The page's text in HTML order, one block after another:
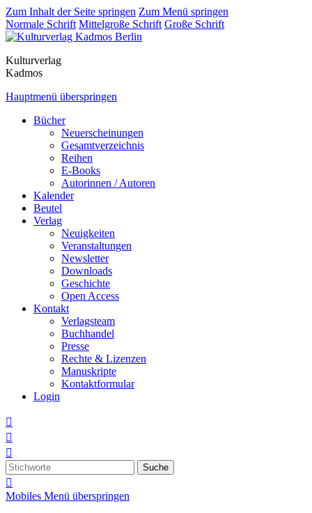
Zum Inhalt der Seite springen Zum Menü springen
Normale Schrift Mittelgroße Schrift Große Schrift
Kulturverlag
Kadmos
Hauptmenü überspringen
Bücher
Neuerscheinungen
Gesamtverzeichnis
Reihen
E-Books
Autorinnen / Autoren
Kalender
Beutel
Verlag
Neuigkeiten
Veranstaltungen
Newsletter
Downloads
Geschichte
Open Access
Kontakt
Verlagsteam
Buchhandel
Presse
Rechte & Lizenzen
Manuskripte
Kontaktformular
Login



Suche

Mobiles Menü überspringen